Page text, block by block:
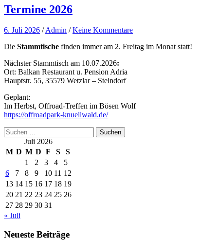
Termine 2026
6. Juli 2026 /Admin /Keine Kommentare
Die Stammtische finden immer am 2. Freitag im Monat statt!
Nächster Stammtisch am 10.07.2026:
Ort: Balkan Restaurant u. Pension Adria
Hauptstr. 55, 35579 Wetzlar – Steindorf
Geplant:
Im Herbst, Offroad-Treffen im Bösen Wolf
https://offroadpark-knuellwald.de/
Suchen
nach: Juli 2026
M D M D F S
S
1
2 3 4
5
6
7 8 9 10 11 12
13 14 15 16 17 18 19
20 21 22 23 24 25 26
27 28 29 30 31
« Juli
Neueste Beiträge